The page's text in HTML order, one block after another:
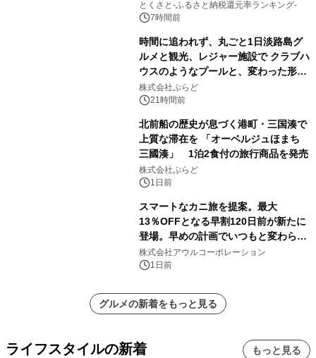
とくさと-ふるさと納税還元率ランキング-
7時間前
時間に追われず、丸ごと1日淡路島グ
ルメと観光、レジャー施設で クラブハ
ウスのようなプールと、変わった形の
サウナも 「THE BOXY AWAJI」のお
得な素泊まり連泊プランで
株式会社ぷらど
21時間前
北前船の歴史が息づく港町・三国湊で
上質な滞在を 「オーベルジュほまち
三國湊」 1泊2食付の旅行商品を発売
株式会社ぷらど
1日前
スマートなカニ旅を提案。最大
13％OFFとなる早割120日前が新たに
登場。早めの計画でいつもと変わらぬ
大人の冬旅を。ー夕日ヶ浦温泉「佳松
苑 別邸ふうか」ー
株式会社アウルコーポレーション
1日前
グルメの新着をもっと見る
ライフスタイルの新着 もっと見る